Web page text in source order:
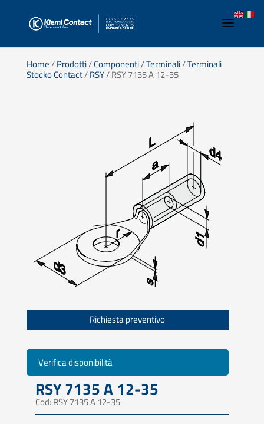
Home/Prodotti/Componenti/Terminali/Terminali
Stocko Contact/RSY/ RSY 7135 A 12-35
Richiesta preventivo
Verifica disponibilità
RSY 7135 A 12-35
Cod: RSY 7135 A 12-35